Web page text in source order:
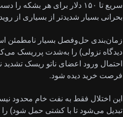
سریع تا ۱۵۰ دلار برای هر
بحرانی بسیار شدیدتر از بسیاری از
زمان‌بندی حل‌وفصل بسیار
دیدگاه نزولی) را به‌شدت پرریسک
احتمال ورود اعضای ناتو ریسک
فرصت خرید دیده شود.
تبدیل می‌شود تا با کشتی حمل شود)